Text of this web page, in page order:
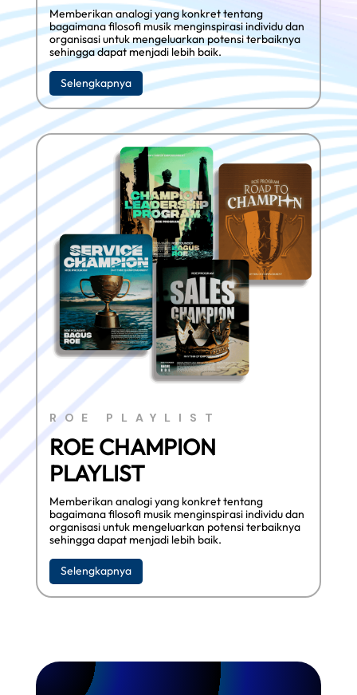
Memberikan analogi yang konkret tentang
bagaimana filosofi musik menginspirasi individu dan
organisasi untuk mengeluarkan potensi terbaiknya
sehingga dapat menjadi lebih baik.
Selengkapnya
ROE PLAYLIST
ROE CHAMPION
PLAYLIST
Memberikan analogi yang konkret tentang
bagaimana filosofi musik menginspirasi individu dan
organisasi untuk mengeluarkan potensi terbaiknya
sehingga dapat menjadi lebih baik.
Selengkapnya